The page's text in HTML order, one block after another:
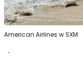
American Airlines w SXM
.